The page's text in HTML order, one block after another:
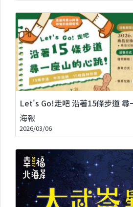
Let's Go!走吧 沿著15條步道 尋
海報
2026/03/06